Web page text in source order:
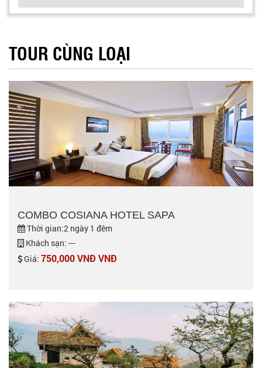
TOUR CÙNG LOẠI
COMBO COSIANA HOTEL SAPA
Thời gian:2 ngày 1 đêm
Khách sạn: ---
Giá: 750,000 VNĐ VNĐ